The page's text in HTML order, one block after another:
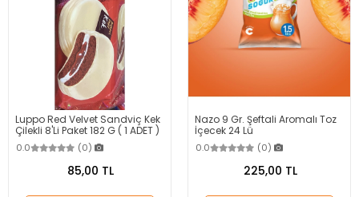
Luppo Red Velvet Sandviç Kek
Çilekli 8'Li Paket 182 G ( 1 ADET )
0.0 (0)
85,00 TL
Nazo 9 Gr. Şeftali Aromalı Toz
İçecek 24 Lü
0.0 (0)
225,00 TL